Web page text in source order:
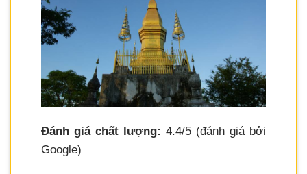
Đánh giá chất lượng: 4.4/5 (đánh giá bởi
Google)